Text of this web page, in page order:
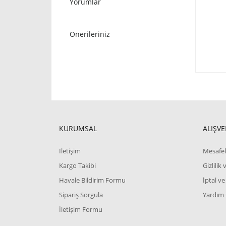
Önerileriniz
KURUMSAL
İletişim
Kargo Takibi
Havale Bildirim Formu
Sipariş Sorgula
İletişim Formu
Gizlilik
İptal ve